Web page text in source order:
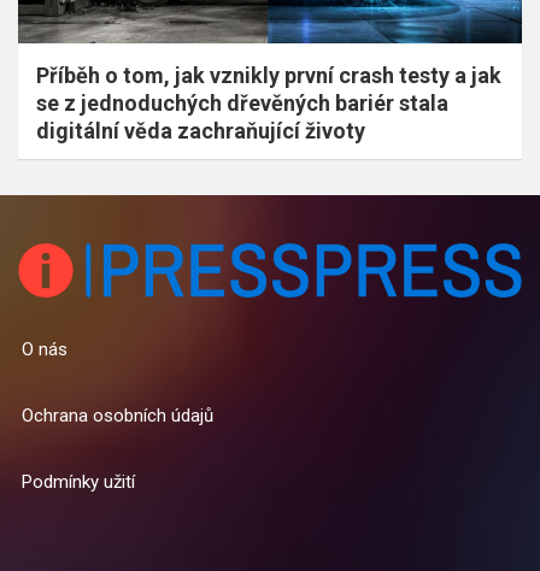
Příběh o tom, jak vznikly první crash testy a jak
se z jednoduchých dřevěných bariér stala
digitální věda zachraňující životy
O nás
Ochrana osobních údajů
Podmínky užití